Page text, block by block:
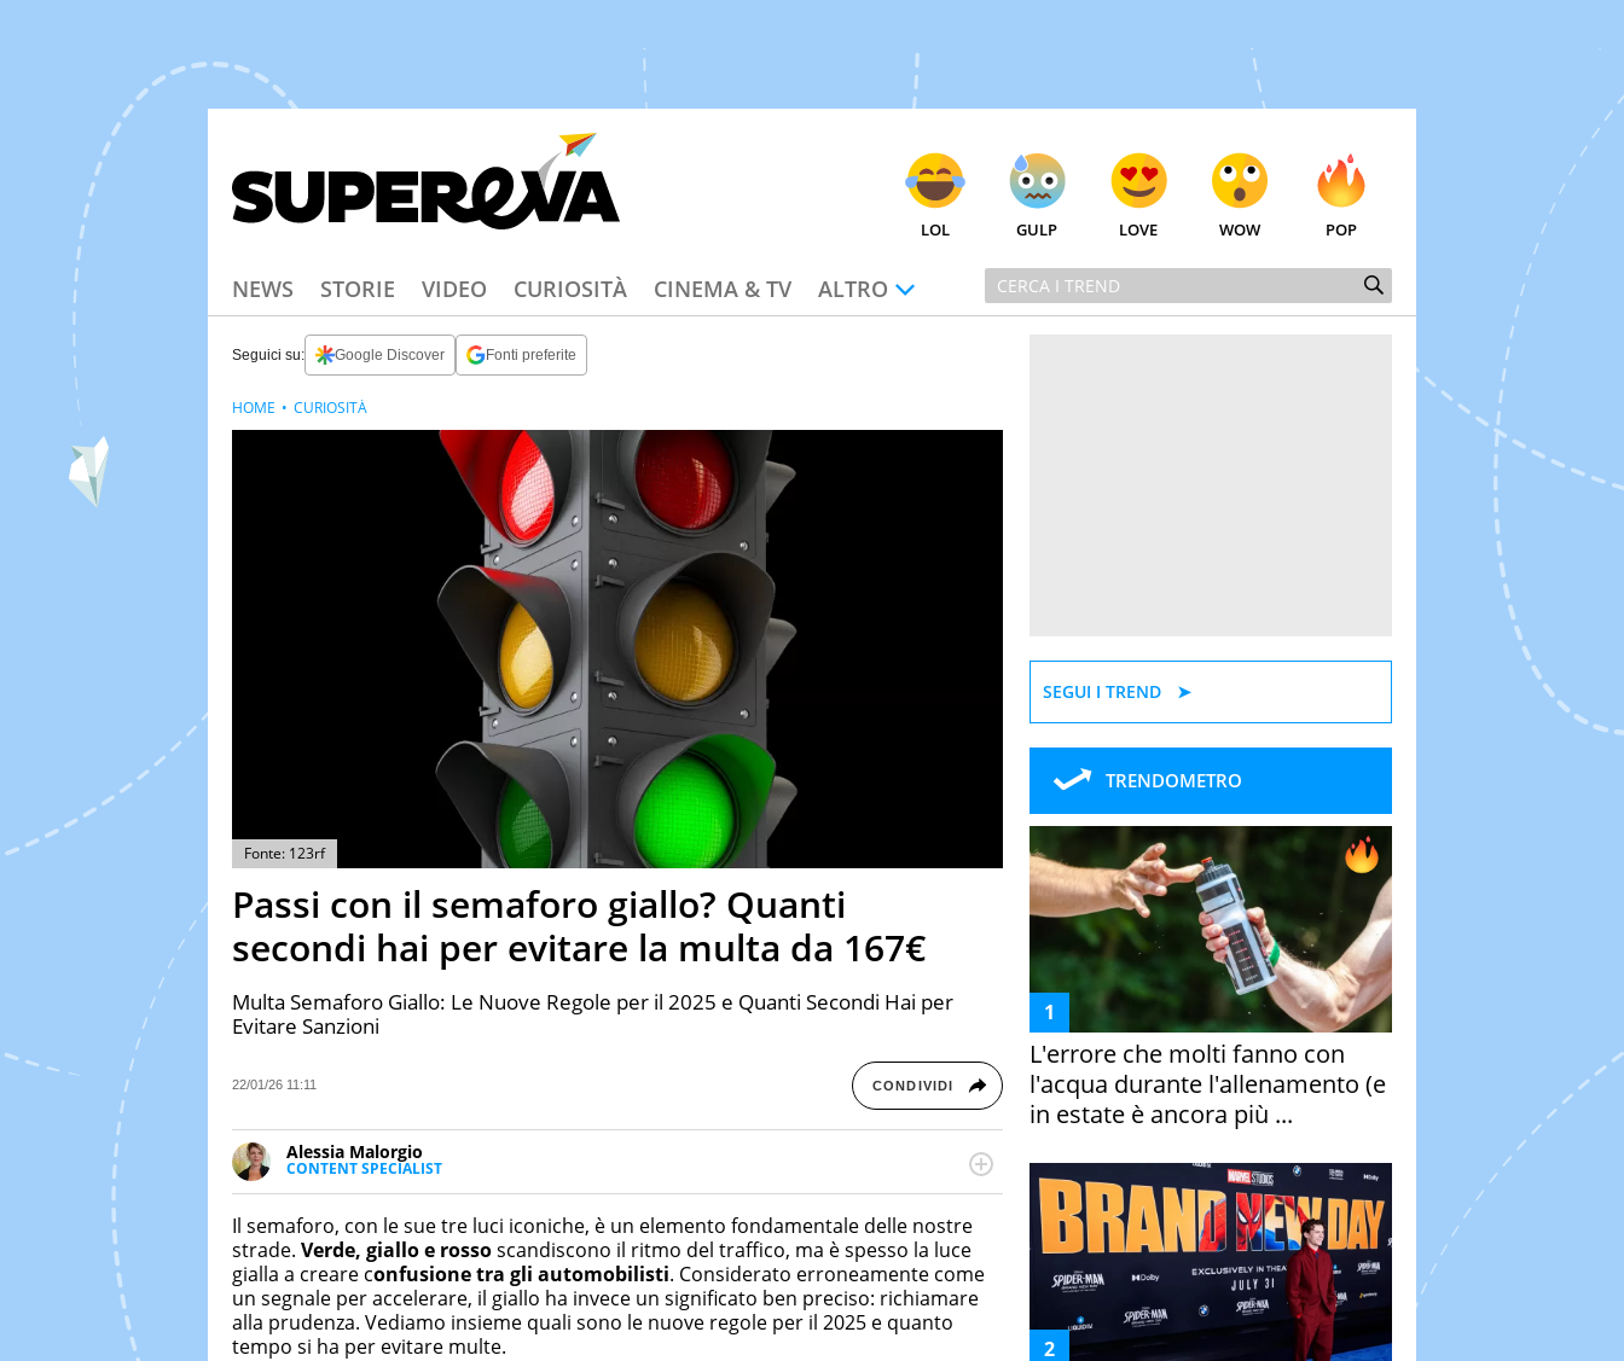
LOL GULP LOVE WOW POP
NEWS STORIE VIDEO CURIOSITÀ CINEMA & TV ALTRO
Seguici su: Google Discover Fonti preferite
Fonte: 123rf
Passi con il semaforo giallo? Quanti
secondi hai per evitare la multa da 167€
Multa Semaforo Giallo: Le Nuove Regole per il 2025 e Quanti Secondi Hai per
Evitare Sanzioni
22/01/26 11:11 CONDIVIDI
Alessia Malorgio
CONTENT SPECIALIST
Ha conseguito un Master in Marketing Management e Google Digital Training su
di strategie marketing attraverso canali digitali.
HOME CURIOSITÀ
Il semaforo, con le sue tre luci iconiche, è un elemento fondamentale delle nostre
strade. Verde, giallo e rossoscandiscono il ritmo del traffico, ma è spesso la luce
gialla a creare confusione tra gli automobilisti. Considerato erroneamente come
un segnale per accelerare, il giallo ha invece un significato ben preciso: richiamare
alla prudenza. Vediamo insieme quali sono le nuove regole per il 2025 e quanto
tempo si ha per evitare multe.
SEGUI I TREND
TRENDOMETRO
L'errore che molti fanno con
l'acqua durante l'allenamento (e
in estate è ancora più ...